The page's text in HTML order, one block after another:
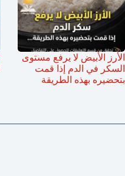
الأرز الأبيض لا يرفع مستوى
السكر في الدم إذا قمت
بتحضيره بهذه الطريقة